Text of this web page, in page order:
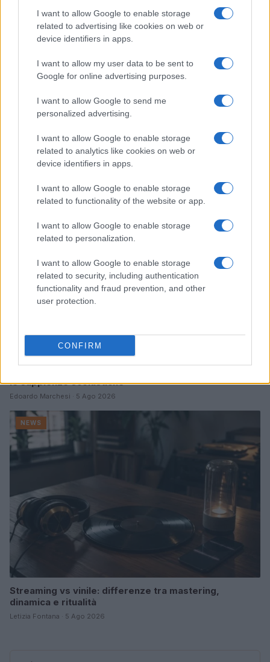
I want to allow Google to enable storage
related to advertising like cookies on web or
device identifiers in apps.
I want to allow my user data to be sent to
Google for online advertising purposes.
I want to allow Google to send me
personalized advertising.
I want to allow Google to enable storage
related to analytics like cookies on web or
device identifiers in apps.
I want to allow Google to enable storage
related to functionality of the website or app.
I want to allow Google to enable storage
related to personalization.
I want to allow Google to enable storage
related to security, including authentication
functionality and fraud prevention, and other
user protection.
CONFIRM
Noemi in ospedale: il racconto della riabilitazione e il
ritorno sul palco
NEWS
le supplenze scolastiche
Edoardo Marchesi · 5 Ago 2026
NEWS
Streaming vs vinile: differenze tra mastering,
dinamica e ritualità
Letizia Fontana · 5 Ago 2026